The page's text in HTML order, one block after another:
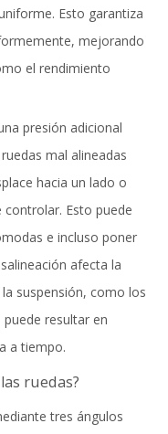
Esto garantiza
mejorando
el rendimiento
presión adicional
mal alineadas
hacia un lado o
Esto puede
e incluso poner
afecta la
suspensión, como los
resultar en
a tiempo.
ruedas?
tres ángulos